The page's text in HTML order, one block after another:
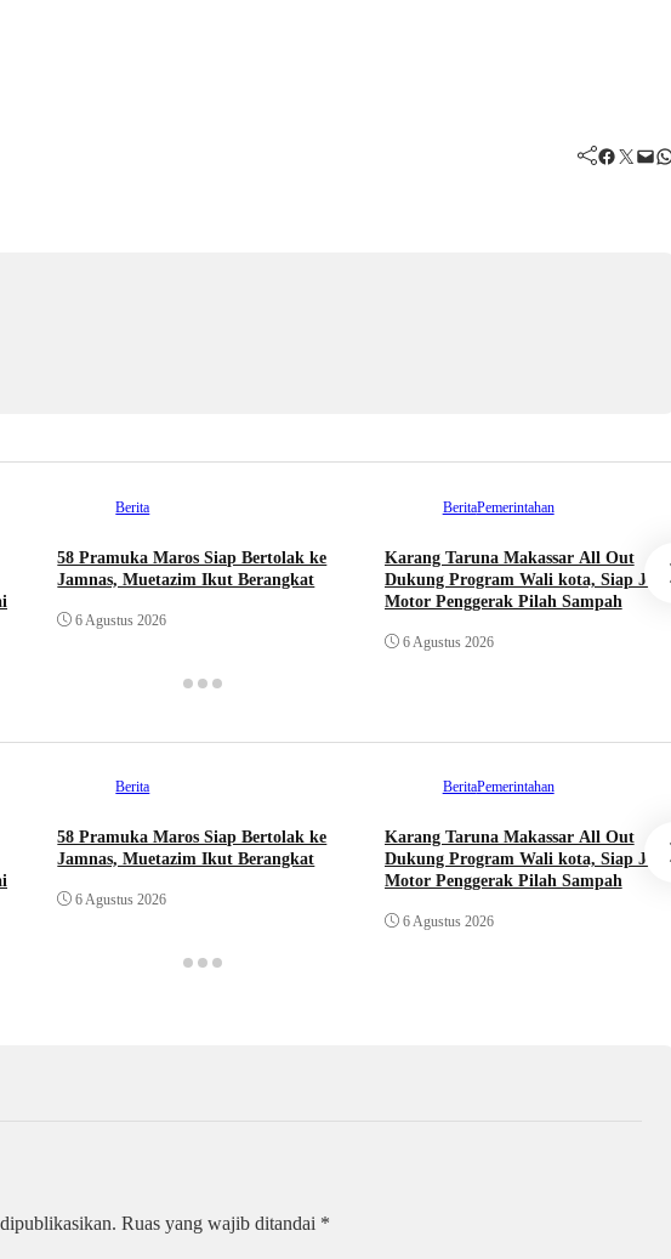
Facebook Twitter Mail WhatsApp
Berita
58 Pramuka Maros Siap Bertolak ke
Jamnas, Muetazim Ikut Berangkat
6 Agustus 2026
BeritaPemerintahan
Karang Taruna Makassar All Out
Dukung Program Wali kota, Siap Jadi
Motor Penggerak Pilah Sampah
6 Agustus 2026
Berita
58 Pramuka Maros Siap Bertolak ke
Jamnas, Muetazim Ikut Berangkat
6 Agustus 2026
BeritaPemerintahan
Karang Taruna Makassar All Out
Dukung Program Wali kota, Siap Jadi
Motor Penggerak Pilah Sampah
6 Agustus 2026
Ruas yang wajib ditandai *